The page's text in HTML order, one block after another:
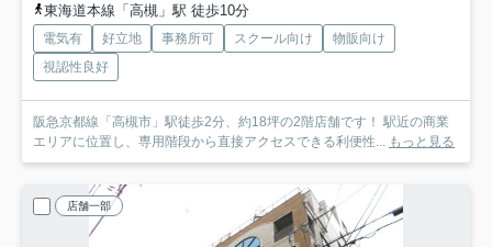
東海道本線「高槻」駅 徒歩10分
電気有 好立地 事務所可 スクール向け
物販向け
視認性良好
阪急京都線「高槻市」駅徒歩2分、約18坪の2階店舗です！ 駅近の商業
エリアに位置し、専用階段から直接アクセスできる利便性...
もっと見る
店舗一部